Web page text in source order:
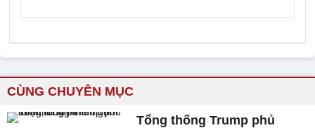
CÙNG CHUYÊN MỤC
Tổng thống Trump phủ